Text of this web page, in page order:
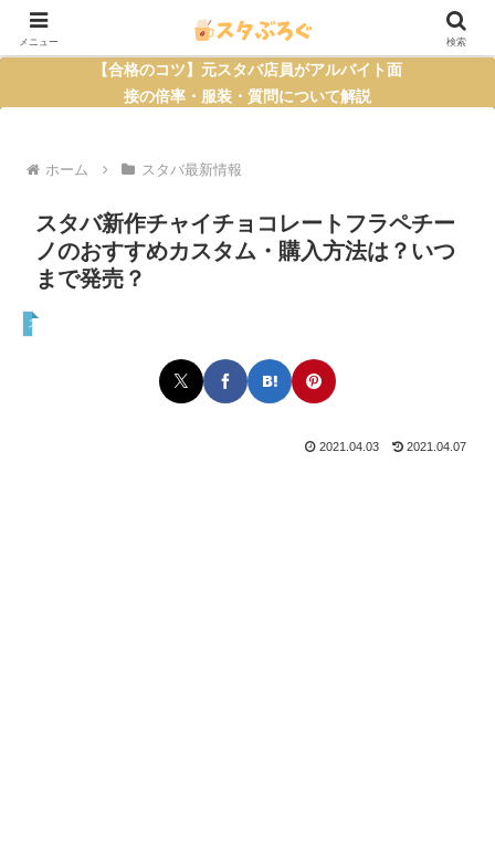
【合格のコツ】元スタバ店員がアルバイト面
接の倍率・服装・質問について解説
ホーム スタバ最新情報
スタバ新作チャイチョコレートフラペチー
ノのおすすめカスタム・購入方法は？いつ
まで発売？
スタバ最新情報
2021.04.03 2021.04.07
メニュー 検索